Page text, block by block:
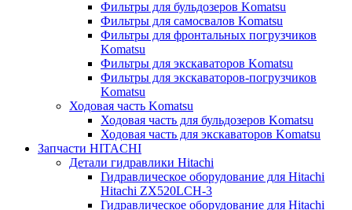
Фильтры для бульдозеров Komatsu
Фильтры для самосвалов Komatsu
Фильтры для фронтальных погрузчиков
Komatsu
Фильтры для экскаваторов Komatsu
Фильтры для экскаваторов-погрузчиков
Komatsu
Ходовая часть Komatsu
Ходовая часть для бульдозеров Komatsu
Ходовая часть для экскаваторов Komatsu
Запчасти HITACHI
Детали гидравлики Hitachi
Гидравлическое оборудование для Hitachi
Hitachi ZX520LCH-3
Гидравлическое оборудование для Hitachi